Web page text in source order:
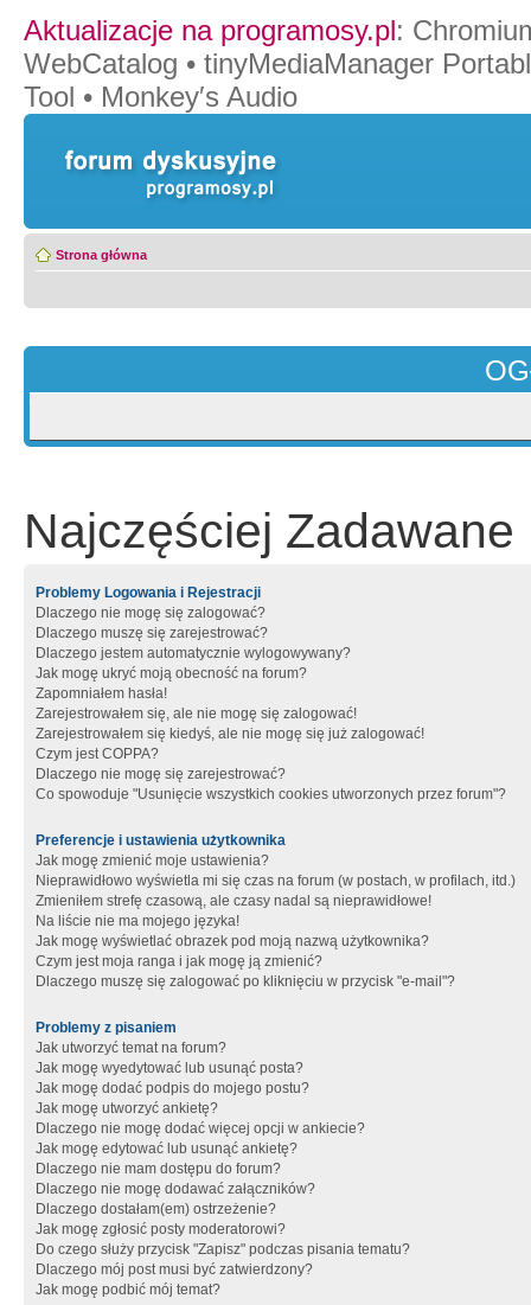
Aktualizacje na programosy.pl:
WebCatalog • tinyMediaManager
Tool • Monkey′s Audio
Strona główna
Najczęściej Zadawane
Problemy Logowania i Rejestracji
Dlaczego nie mogę się zalogować?
Dlaczego muszę się zarejestrować?
Dlaczego jestem automatycznie wylogowywany?
Jak mogę ukryć moją obecność na forum?
Zapomniałem hasła!
Zarejestrowałem się, ale nie mogę się zalogować!
Zarejestrowałem się kiedyś, ale nie mogę się już zalogować!
Czym jest COPPA?
Dlaczego nie mogę się zarejestrować?
Co spowoduje "Usunięcie wszystkich cookies utworzonych przez forum"?
Preferencje i ustawienia użytkownika
Jak mogę zmienić moje ustawienia?
Nieprawidłowo wyświetla mi się czas na forum (w postach, w profilach, itd.)
Zmieniłem strefę czasową, ale czasy nadal są nieprawidłowe!
Na liście nie ma mojego języka!
Jak mogę wyświetlać obrazek pod moją nazwą użytkownika?
Czym jest moja ranga i jak mogę ją zmienić?
Dlaczego muszę się zalogować po kliknięciu w przycisk "e-mail"?
Problemy z pisaniem
Jak utworzyć temat na forum?
Jak mogę wyedytować lub usunąć posta?
Jak mogę dodać podpis do mojego postu?
Jak mogę utworzyć ankietę?
Dlaczego nie mogę dodać więcej opcji w ankiecie?
Jak mogę edytować lub usunąć ankietę?
Dlaczego nie mam dostępu do forum?
Dlaczego nie mogę dodawać załączników?
Dlaczego dostałam(em) ostrzeżenie?
Jak mogę zgłosić posty moderatorowi?
Do czego służy przycisk "Zapisz" podczas pisania tematu?
Dlaczego mój post musi być zatwierdzony?
Jak mogę podbić mój temat?